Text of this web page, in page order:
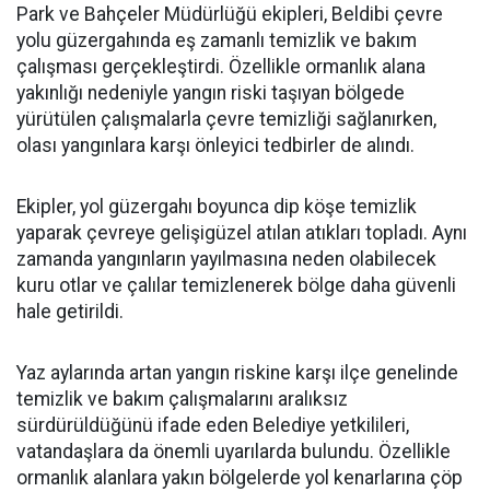
Park ve Bahçeler Müdürlüğü ekipleri, Beldibi çevre
yolu güzergahında eş zamanlı temizlik ve bakım
çalışması gerçekleştirdi. Özellikle ormanlık alana
yakınlığı nedeniyle yangın riski taşıyan bölgede
yürütülen çalışmalarla çevre temizliği sağlanırken,
olası yangınlara karşı önleyici tedbirler de alındı.
Ekipler, yol güzergahı boyunca dip köşe temizlik
yaparak çevreye gelişigüzel atılan atıkları topladı. Aynı
zamanda yangınların yayılmasına neden olabilecek
kuru otlar ve çalılar temizlenerek bölge daha güvenli
hale getirildi.
Yaz aylarında artan yangın riskine karşı ilçe genelinde
temizlik ve bakım çalışmalarını aralıksız
sürdürüldüğünü ifade eden Belediye yetkilileri,
vatandaşlara da önemli uyarılarda bulundu. Özellikle
ormanlık alanlara yakın bölgelerde yol kenarlarına çöp